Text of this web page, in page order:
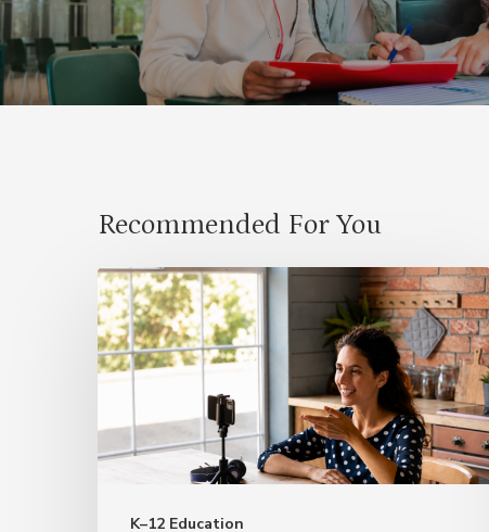
Recommended For You
K–12 Education
Classroom
Community
Begins
the
First